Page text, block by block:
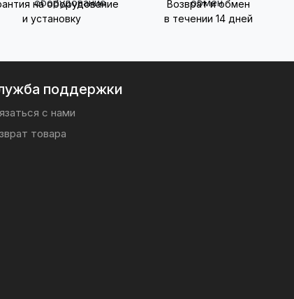
на оборудование
и установку
Возврат и обмен
в течении 14 дней
поддержки
с нами
товара